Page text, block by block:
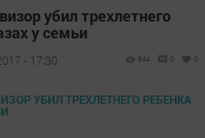
убил трехлетнего
у семьи
- 17:30 844 0 0